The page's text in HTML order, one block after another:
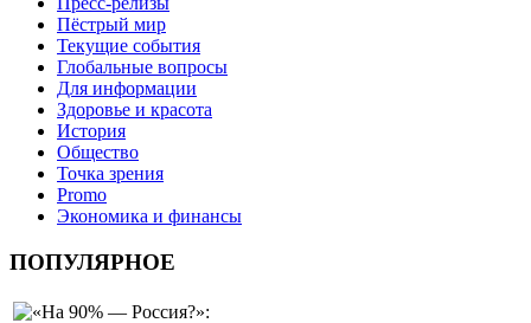
Пёстрый мир
Текущие события
Глобальные вопросы
Для информации
Здоровье и красота
История
Общество
Точка зрения
Promo
Экономика и финансы
ПОПУЛЯРНОЕ